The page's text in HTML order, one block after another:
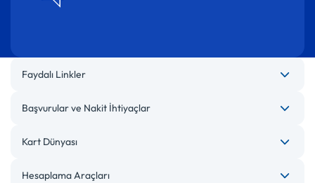
Faydalı Linkler
Başvurular ve Nakit İhtiyaçlar
Kart Dünyası
Hesaplama Araçları